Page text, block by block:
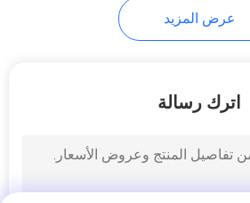
هيدروليكي
عرض المزيد
اترك رسالة